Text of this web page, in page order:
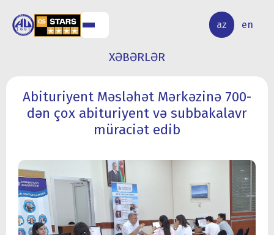
az en
ELMİ
TƏDQİQAT
XƏBƏRLƏR
Abituriyent Məsləhət Mərkəzinə 700-
dən çox abituriyent və subbakalavr
müraciət edib